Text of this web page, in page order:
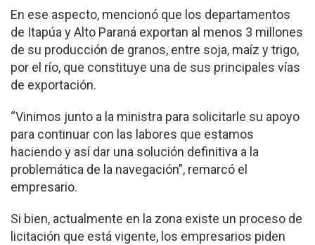
En ese aspecto, mencionó que los departamentos
de Itapúa y Alto Paraná exportan al menos 3 millones
de su producción de granos, entre soja, maíz y trigo,
por el río, que constituye una de sus principales vías
de exportación.
“Vinimos junto a la ministra para solicitarle su apoyo
para continuar con las labores que estamos
haciendo y así dar una solución definitiva a la
problemática de la navegación”, remarcó el
empresario.
Si bien, actualmente en la zona existe un proceso de
licitación que está vigente, los empresarios piden